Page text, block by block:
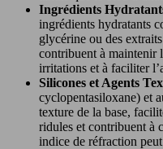
Ingrédients
ingrédients hydratants
glycérine ou des
contribuent à maintenir
irritations et à faciliter
Silicones et Agents
cyclopentasiloxane) et
texture de la base,
ridules et contribuent à
indice de réfraction